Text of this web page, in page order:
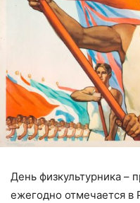
День физкультурника –
ежегодно отмечается в